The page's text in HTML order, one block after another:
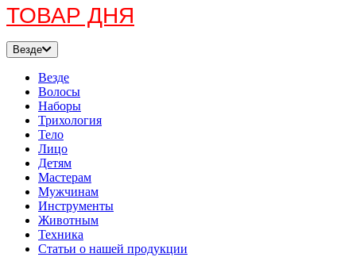
ТОВАР ДНЯ
Везде
Везде
Волосы
Наборы
Трихология
Тело
Лицо
Детям
Мастерам
Мужчинам
Инструменты
Животным
Техника
Статьи о нашей продукции